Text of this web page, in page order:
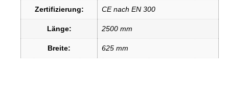
Zertifizierung: CE nach EN 300
Länge: 2500 mm
Breite: 625 mm